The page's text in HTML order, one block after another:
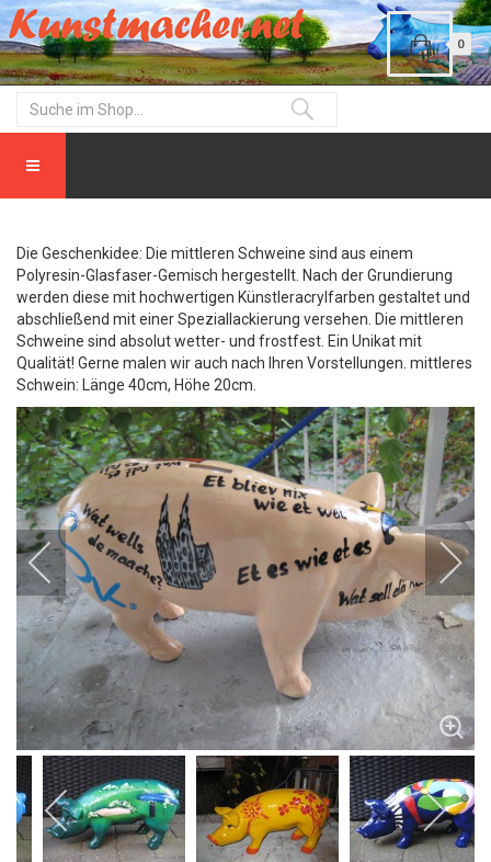
0
Die Geschenkidee: Die mittleren Schweine sind aus einem
Polyresin-Glasfaser-Gemisch hergestellt. Nach der Grundierung
werden diese mit hochwertigen Künstleracrylfarben gestaltet und
abschließend mit einer Speziallackierung versehen. Die mittleren
Schweine sind absolut wetter- und frostfest. Ein Unikat mit
Qualität! Gerne malen wir auch nach Ihren Vorstellungen. mittleres
Schwein: Länge 40cm, Höhe 20cm.